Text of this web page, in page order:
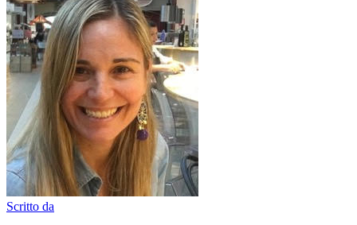
Scritto da